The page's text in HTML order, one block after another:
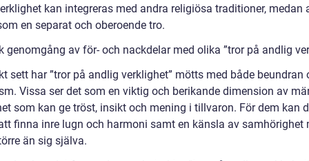
kan integreras med andra religiösa traditioner, medan
en separat och oberoende tro.
genomgång av för- och nackdelar med olika ”tror på andlig
sett har ”tror på andlig verklighet” mötts med både beundran
Vissa ser det som en viktig och berikande dimension av
som kan ge tröst, insikt och mening i tillvaron. För dem kan
finna inre lugn och harmoni samt en känsla av samhörighet
än sig själva.